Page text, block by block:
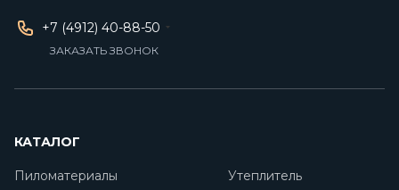
+7 (4912) 40-88-50
ЗАКАЗАТЬ ЗВОНОК
КАТАЛОГ
Пиломатериалы
Утеплитель